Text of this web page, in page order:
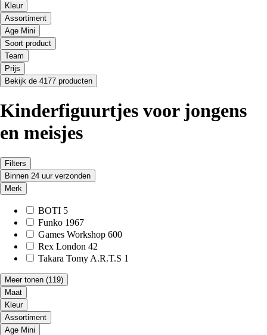
Kleur
Assortiment
Age Mini
Soort product
Team
Prijs
Bekijk de 4177 producten
Kinderfiguurtjes voor jongens
en meisjes
Filters
Binnen 24 uur verzonden
Merk
BOTI 5
Funko 1967
Games Workshop 600
Rex London 42
Takara Tomy A.R.T.S 1
Meer tonen (119)
Maat
Kleur
Assortiment
Age Mini